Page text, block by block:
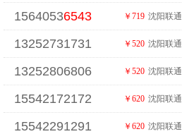
15640536543 沈阳联通
￥719
13252731731 沈阳联通
￥520
13252806806 沈阳联通
￥520
15542172172 沈阳联通
￥620
15542291291 沈阳联通
￥620